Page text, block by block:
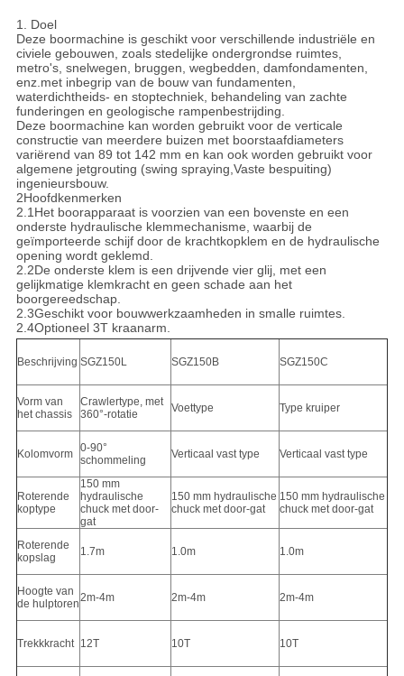
1. Doel
Deze boormachine is geschikt voor verschillende industriële en
civiele gebouwen, zoals stedelijke ondergrondse ruimtes,
metro's, snelwegen, bruggen, wegbedden, damfondamenten,
enz.met inbegrip van de bouw van fundamenten,
waterdichtheids- en stoptechniek, behandeling van zachte
funderingen en geologische rampenbestrijding.
Deze boormachine kan worden gebruikt voor de verticale
constructie van meerdere buizen met boorstaafdiameters
variërend van 89 tot 142 mm en kan ook worden gebruikt voor
algemene jetgrouting (swing spraying,Vaste bespuiting)
ingenieursbouw.
2Hoofdkenmerken
2.1Het boorapparaat is voorzien van een bovenste en een
onderste hydraulische klemmechanisme, waarbij de
geïmporteerde schijf door de krachtkopklem en de hydraulische
opening wordt geklemd.
2.2De onderste klem is een drijvende vier glij, met een
gelijkmatige klemkracht en geen schade aan het
boorgereedschap.
2.3Geschikt voor bouwwerkzaamheden in smalle ruimtes.
2.4Optioneel 3T kraanarm.
Beschrijving SGZ150L SGZ150B SGZ150C
Vorm van
het chassis
Crawlertype, met
360°-rotatie
Voettype Type kruiper
Kolomvorm 0-90°
schommeling
Verticaal vast type Verticaal vast type
Roterende
koptype
150 mm
hydraulische
chuck met door-
gat
150 mm hydraulische
chuck met door-gat
150 mm hydraulische
chuck met door-gat
Roterende
kopslag
1.7m 1.0m 1.0m
Hoogte van
de hulptoren2m-4m 2m-4m 2m-4m
Trekkkracht 12T 10T 10T